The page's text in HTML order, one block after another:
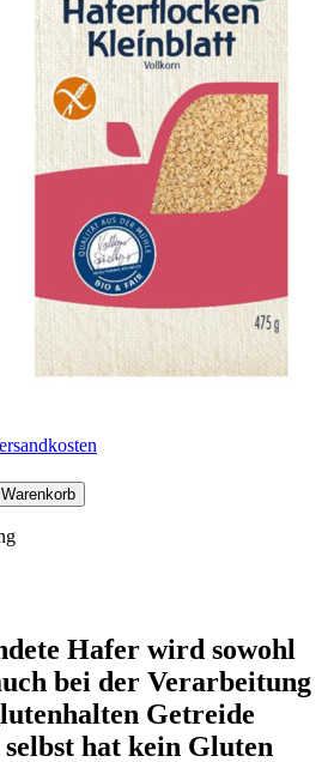
Hafer wird sowohl
bei der Verarbeitung
Getreide
hat kein Gluten